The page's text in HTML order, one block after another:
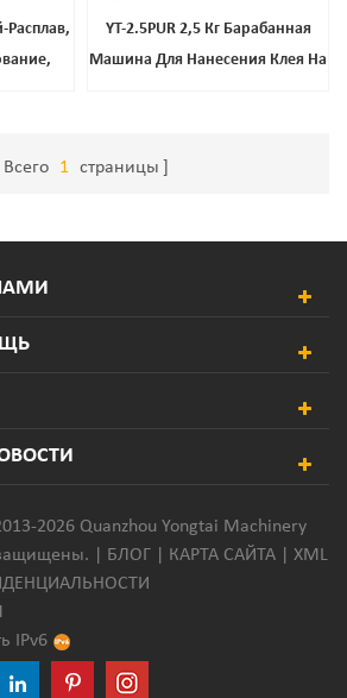
YT-2.5PUR 2,5 Кг Барабанная
Машина Для Нанесения Клея На
Всего 1 страницы
2026 Quanzhou Yongtai Machinery
защищены. | БЛОГ КАРТА САЙТА
XML
IPv6